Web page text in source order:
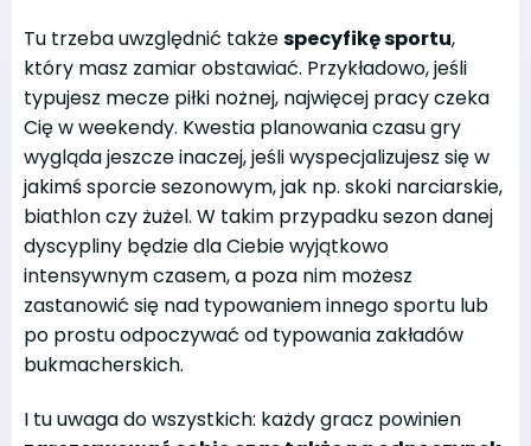
Tu trzeba uwzględnić takżespecyfikę sportu,
który masz zamiar obstawiać. Przykładowo, jeśli
typujesz mecze piłki nożnej, najwięcej pracy czeka
Cię w weekendy. Kwestia planowania czasu gry
wygląda jeszcze inaczej, jeśli wyspecjalizujesz się w
jakimś sporcie sezonowym, jak np. skoki narciarskie,
biathlon czy żużel. W takim przypadku sezon danej
dyscypliny będzie dla Ciebie wyjątkowo
intensywnym czasem, a poza nim możesz
zastanowić się nad typowaniem innego sportu lub
po prostu odpoczywać od typowania zakładów
bukmacherskich.
I tu uwaga do wszystkich: każdy gracz powinien